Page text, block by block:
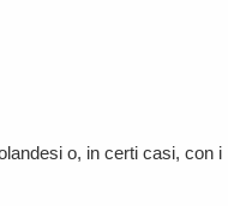
o, in certi casi, con i